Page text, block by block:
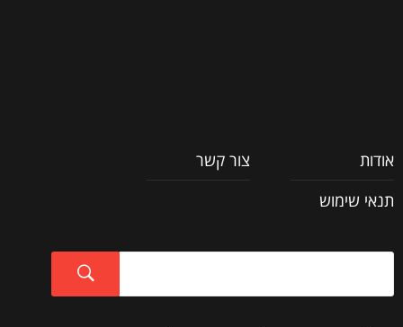
אודות
צור קשר
תנאי שימוש